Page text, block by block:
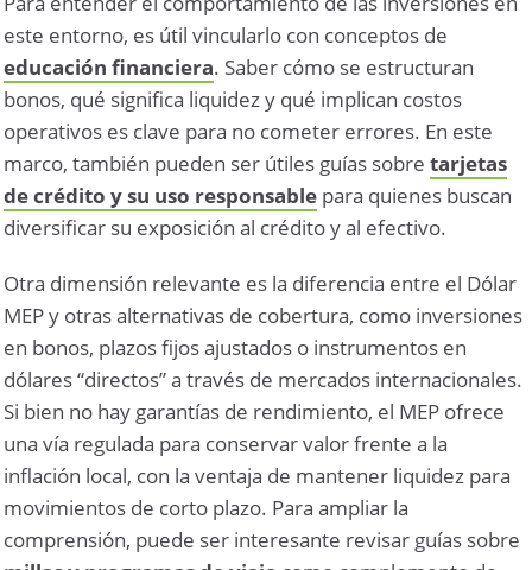
este entorno, es útil vincularlo con conceptos de
educación financiera. Saber cómo se estructuran
bonos, qué significa liquidez y qué implican costos
operativos es clave para no cometer errores. En este
marco, también pueden ser útiles guías sobretarjetas
de crédito y su uso responsable para quienes buscan
diversificar su exposición al crédito y al efectivo.
Otra dimensión relevante es la diferencia entre el Dólar
MEP y otras alternativas de cobertura, como inversiones
en bonos, plazos fijos ajustados o instrumentos en
dólares “directos” a través de mercados internacionales.
Si bien no hay garantías de rendimiento, el MEP ofrece
una vía regulada para conservar valor frente a la
inflación local, con la ventaja de mantener liquidez para
movimientos de corto plazo. Para ampliar la
comprensión, puede ser interesante revisar guías sobre